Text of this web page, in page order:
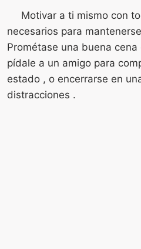
Motivar a ti mismo con
necesarios para
Prométase una buena
pídale a un amigo para
estado , o encerrarse en
distracciones .